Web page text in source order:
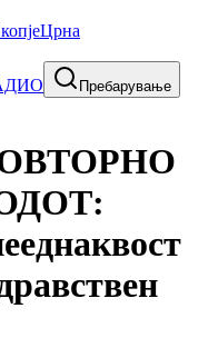
Црна
Пребарување